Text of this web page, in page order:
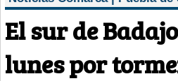
El sur de
lunes por